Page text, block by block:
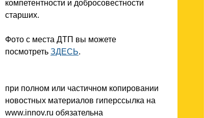
компетентности и добросовестности
старших.
Фото с места ДТП вы можете
посмотреть ЗДЕСЬ.
при полном или частичном копировании
новостных материалов гиперссылка на
www.innov.ru обязательна